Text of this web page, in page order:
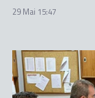
29 Mai 15:47